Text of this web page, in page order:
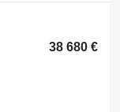
38 680 €